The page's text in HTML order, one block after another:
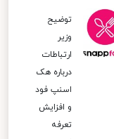
توضیح
وزیر
ارتباطات
درباره هک
اسنپ‌ فود
و افزایش
تعرفه